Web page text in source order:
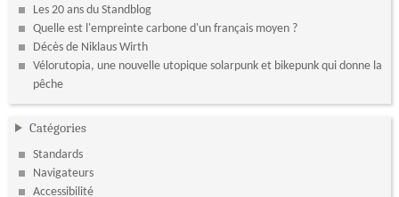
Les 20 ans du Standblog
Quelle est l'empreinte carbone d'un français moyen ?
Décès de Niklaus Wirth
Vélorutopia, une nouvelle utopique solarpunk et bikepunk qui donne la
pêche
Catégories
Standards
Navigateurs
Accessibilité